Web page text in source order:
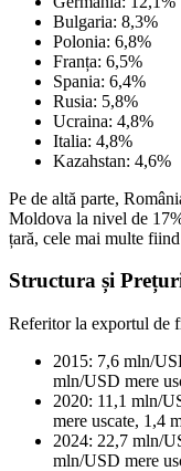
Bulgaria: 8,3%
Polonia: 6,8%
Franța: 6,5%
Spania: 6,4%
Rusia: 5,8%
Ucraina: 4,8%
Italia: 4,8%
Kazahstan: 4,6%
Pe de altă parte,
Moldova la nivel de
țară, cele mai multe
Structura și
Referitor la exportul de
2015: 7,6 mln/
mln/USD mere
2020: 11,1 mln/
mere uscate, 1,4
2024: 22,7 mln/
mln/USD mere